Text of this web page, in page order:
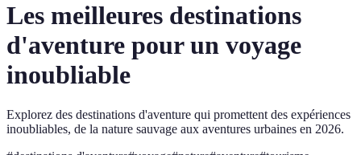
Les meilleures destinations
d'aventure pour un voyage
inoubliable
Explorez des destinations d'aventure qui promettent des expériences
inoubliables, de la nature sauvage aux aventures urbaines en 2026.